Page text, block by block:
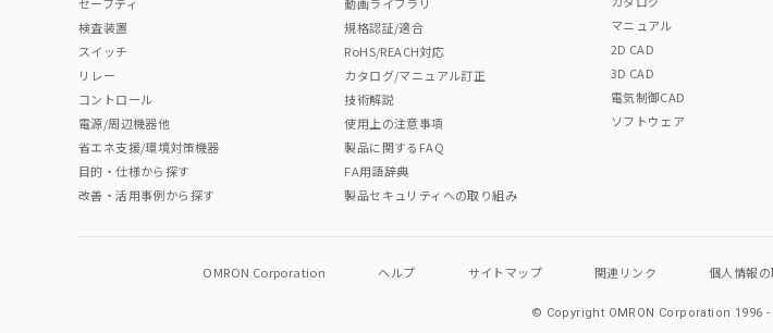
検査装置
スイッチ
リレー
コントロール
電源/周辺機器他
省エネ支援/環境対策機器
目的・仕様から探す
改善・活用事例から探す
規格認証/適合
RoHS/REACH対応
カタログ/マニュアル訂正
技術解説
使用上の注意事項
製品に関するFAQ
FA用語辞典
製品セキュリティへの取り組み
マニュアル
2D CAD
3D CAD
電気制御CAD
ソフトウェア
OMRON Corporation ヘルプ サイトマップ 関連リンク 個人情報の
© Copyright OMRON Corporation 1996